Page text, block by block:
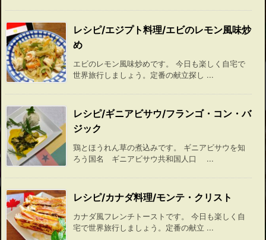
レシピ/エジプト料理/エビのレモン風味炒
め
エビのレモン風味炒めです。 今日も楽しく自宅で
世界旅行しましょう。定番の献立探し ...
レシピ/ギニアビサウ/フランゴ・コン・バ
ジック
鶏とほうれん草の煮込みです。 ギニアビサウを知
ろう国名 ギニアビサウ共和国人口 ...
レシピ/カナダ料理/モンテ・クリスト
カナダ風フレンチトーストです。 今日も楽しく自
宅で世界旅行しましょう。定番の献立 ...